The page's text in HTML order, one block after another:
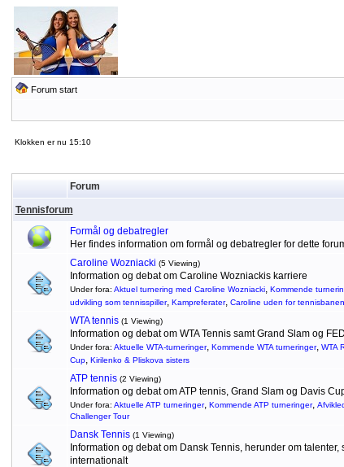
Forum start
Klokken er nu 15:10
Forum
Tennisforum
Formål og debatregler
Her findes information om formål og debatregler for dette
Caroline Wozniacki (5 Viewing)
Information og debat om Caroline Wozniackis karriere
Under fora: Aktuel turnering med Caroline Wozniacki, Kommende
udvikling som tennisspiller, Kampreferater, Caroline uden for tennisbanen
WTA tennis (1 Viewing)
Information og debat om WTA Tennis samt Grand Slam og
Under fora: Aktuelle WTA-turneringer, Kommende WTA turneringer, WTA
Cup, Kirilenko & Pliskova sisters
ATP tennis (2 Viewing)
Information og debat om ATP tennis, Grand Slam og Davis
Under fora: Aktuelle ATP turneringer, Kommende ATP turneringer,
Challenger Tour
Dansk Tennis (1 Viewing)
Information og debat om Dansk Tennis, herunder om
internationalt